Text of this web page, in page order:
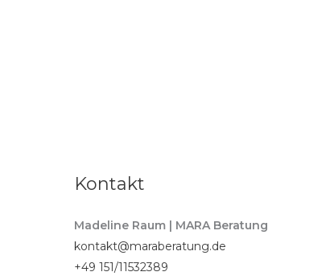
Kontakt
Madeline Raum | MARA Beratung
kontakt@maraberatung.de
+49 151/11532389